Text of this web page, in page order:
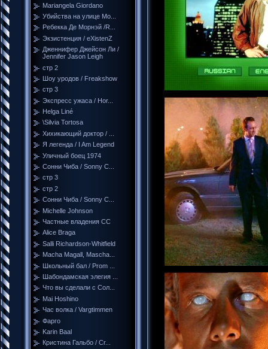
Mariangela Giordano
Убийства на улице Мо...
Ребекка Де Морнэй /R...
Экзистенция / eXistenZ
Дженнифер Джейсон Ли /
Jennifer Jason Leigh
стр 2
Шоу уродов / Freakshow
стр 3
Экспресс ужаса / Hor...
Helga Liné
\Silvia Tortosa
Хихикающий доктор / ...
Я легенда / I Am Legend
Уличный боец 1974
Сонни Чиба / Sonny C...
стр 3
стр 2
Сонни Чиба / Sonny C...
Michelle Johnson
Частные владения СС
Alice Braga
Salli Richardson-Whitfield
Macha Magall, Mascha...
Школьный бал / Prom ...
Шабондамская элегия ...
Что вы сделали с Сол...
Mai Hoshino
Час волка / Vargtimmen
Фарго
Karin Baal
Кристина Гальбо / Cr...